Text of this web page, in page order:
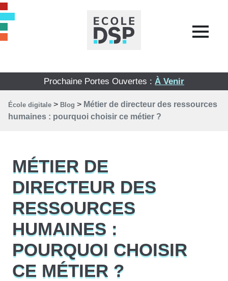
Prochaine Portes Ouvertes : À Venir
École digitale > Blog > Métier de directeur des ressources
humaines : pourquoi choisir ce métier ?
MÉTIER DE
DIRECTEUR DES
RESSOURCES
HUMAINES :
POURQUOI CHOISIR
CE MÉTIER ?